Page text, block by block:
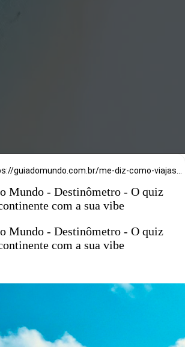
Mundo - Destinômetro - O quiz
com a sua vibe
Mundo - Destinômetro - O quiz
com a sua vibe